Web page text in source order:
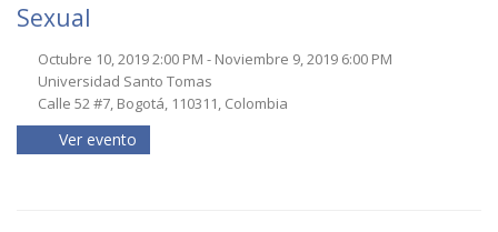
Sexual
Octubre 10, 2019 2:00 PM - Noviembre 9, 2019 6:00 PM
Universidad Santo Tomas
Calle 52 #7, Bogotá, 110311, Colombia
Ver evento